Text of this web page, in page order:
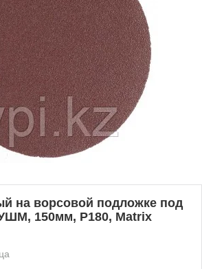
на ворсовой подложке под
150мм, Р180, Matrix